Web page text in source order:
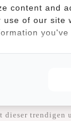
alle wichtigen
Black Hip Bag
von
zeitlosen
Black Hip Bag
dieser trendigen
content and
of our